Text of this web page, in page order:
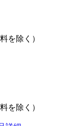
を除く）
を除く）